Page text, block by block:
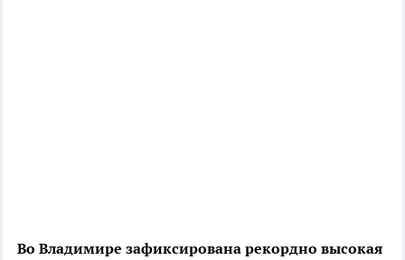
Во Владимире зафиксирована рекордно высокая